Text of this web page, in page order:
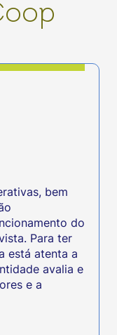
bem
do
Para ter
está atenta a
avalia e
e a